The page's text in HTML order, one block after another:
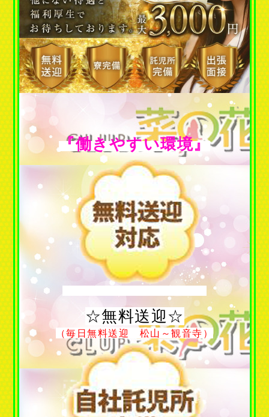
『働きやすい環境』
☆無料送迎☆
（毎日無料送迎 松山～観音寺）